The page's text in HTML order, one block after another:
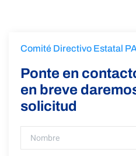
Comité Directivo Estatal
Ponte en
en breve
solicitud